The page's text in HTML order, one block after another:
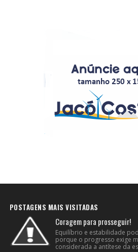
POSTAGENS MAIS VISITADAS
Coragem para prosseguir!
Equilíbrio e estabilidade
porque o progresso exige
considerada a antítese da